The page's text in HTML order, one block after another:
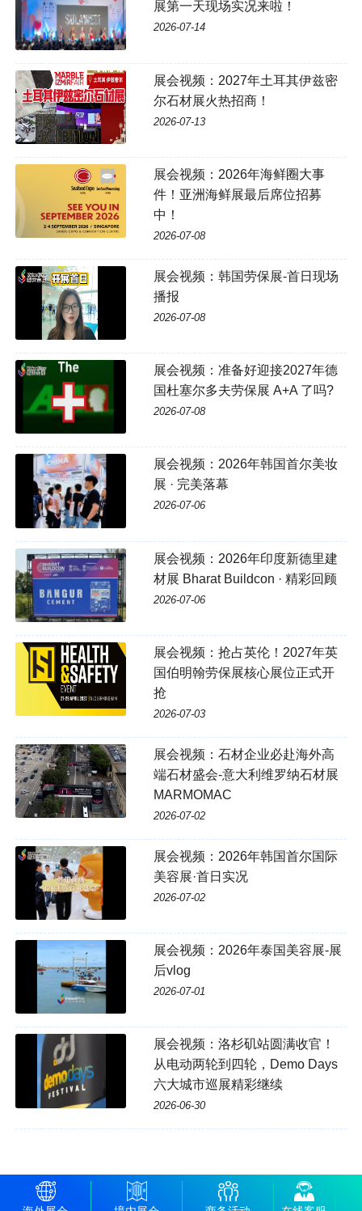
展第一天现场实况来啦！
2026-07-14
展会视频：2027年土耳其伊兹密
尔石材展火热招商！
2026-07-13
展会视频：2026年海鲜圈大事
件！亚洲海鲜展最后席位招募
中！
2026-07-08
展会视频：韩国劳保展-首日现场
播报
2026-07-08
展会视频：准备好迎接2027年德
国杜塞尔多夫劳保展 A+A 了吗?
2026-07-08
展会视频：2026年韩国首尔美妆
展 · 完美落幕
2026-07-06
展会视频：2026年印度新德里建
材展 Bharat Buildcon · 精彩回顾
2026-07-06
展会视频：抢占英伦！2027年英
国伯明翰劳保展核心展位正式开
抢
2026-07-03
展会视频：石材企业必赴海外高
端石材盛会-意大利维罗纳石材展
MARMOMAC
2026-07-02
展会视频：2026年韩国首尔国际
美容展·首日实况
2026-07-02
展会视频：2026年泰国美容展-展
后vlog
2026-07-01
展会视频：洛杉矶站圆满收官！
从电动两轮到四轮，Demo Days
六大城市巡展精彩继续
2026-06-30